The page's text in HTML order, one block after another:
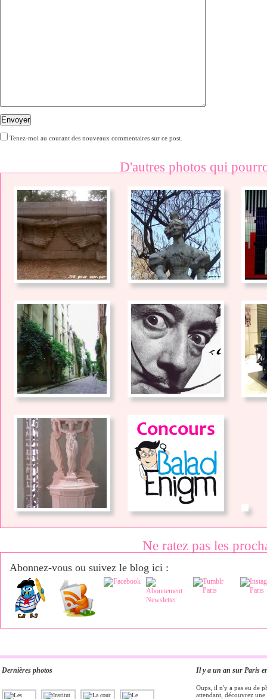
Envoyer
Tenez-moi au courant des nouveaux commentaires sur ce post.
D'autres photos qui
Ne ratez pas les
Abonnez-vous ou suivez le blog ici :
Dernières photos Il y a un an sur Paris
Oups, il n'y a pas eu de
attendant, découvrez